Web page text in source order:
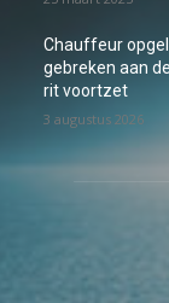
Chauffeur
gebreken aan
rit voortzet
3 augustus 2026